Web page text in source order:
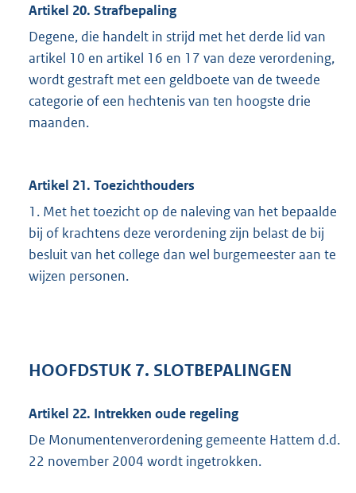
Artikel 20. Strafbepaling
Degene, die handelt in strijd met het derde lid van
artikel 10 en artikel 16 en 17 van deze verordening,
wordt gestraft met een geldboete van de tweede
categorie of een hechtenis van ten hoogste drie
maanden.
Artikel 21. Toezichthouders
1. Met het toezicht op de naleving van het bepaalde
bij of krachtens deze verordening zijn belast de bij
besluit van het college dan wel burgemeester aan te
wijzen personen.
HOOFDSTUK 7. SLOTBEPALINGEN
Artikel 22. Intrekken oude regeling
De Monumentenverordening gemeente Hattem d.d.
22 november 2004 wordt ingetrokken.